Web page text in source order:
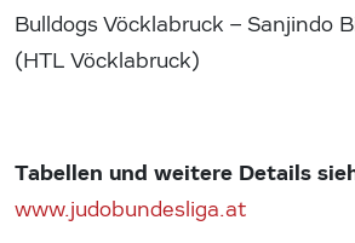
Bulldogs Vöcklabruck – Sanjindo
(HTL Vöcklabruck)
Tabellen und weitere Details
www.judobundesliga.at